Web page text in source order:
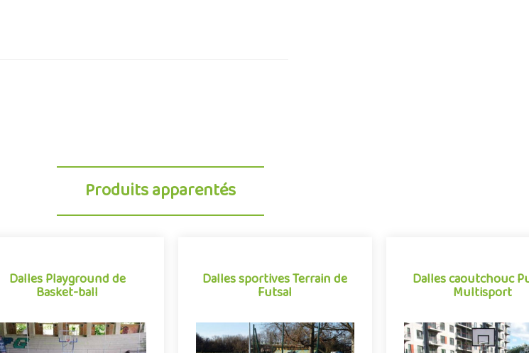
Produits apparentés
Dalles Playground de
Basket-ball
Dalles Playground de
Basket-ball
Dalles sportives Terrain de
Futsal
Dalles sportives Terrain de
Futsal
Dalles caoutchouc
Multisport
Dalles caoutchouc
Multisport